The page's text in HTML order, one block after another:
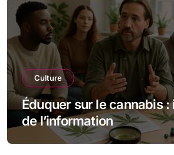
Culture
Éduquer sur le cannabis
de l’information